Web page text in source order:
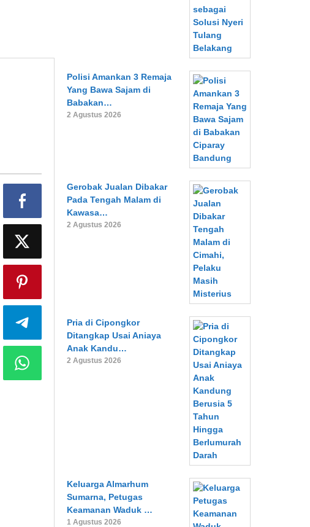
Polisi Amankan 3 Remaja
Yang Bawa Sajam di
Babakan…
2 Agustus 2026
Gerobak Jualan Dibakar
Pada Tengah Malam di
Kawasa…
2 Agustus 2026
Pria di Cipongkor
Ditangkap Usai Aniaya
Anak Kandu…
2 Agustus 2026
Keluarga Almarhum
Sumarna, Petugas
Keamanan Waduk …
1 Agustus 2026